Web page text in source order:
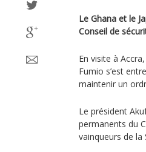
Le Ghana et le
Conseil de
En visite à
Fumio s’est
maintenir un
Le président
permanents du
vainqueurs de la